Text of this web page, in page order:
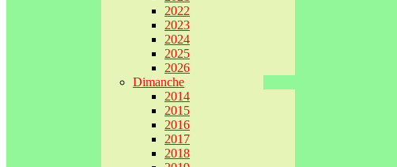
2022
2023
2024
2025
2026
Dimanche
2014
2015
2016
2017
2018